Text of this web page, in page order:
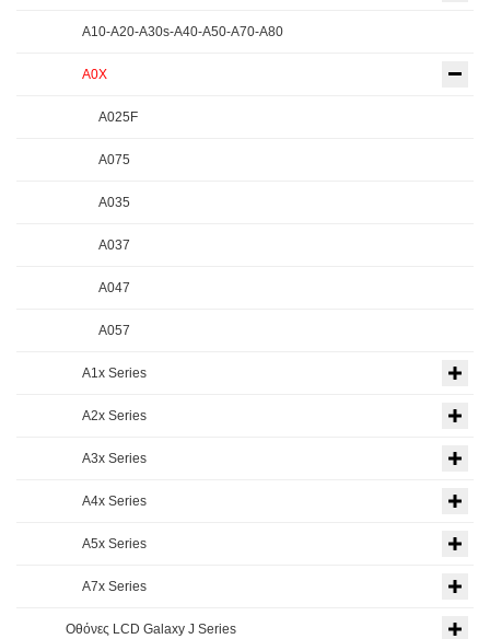
A10-A20-A30s-A40-A50-A70-A80
A0X
A025F
A075
A035
A037
A047
A057
A1x Series
A2x Series
A3x Series
A4x Series
A5x Series
A7x Series
Οθόνες LCD Galaxy J Series